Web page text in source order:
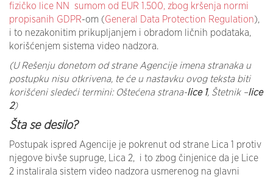
fizičko lice NN sumom od EUR 1.500, zbog kršenja normi
propisanih GDPR-om (General Data Protection Regulation),
i to nezakonitim prikupljanjem i obradom ličnih podataka,
korišćenjem sistema video nadzora.
(U Rešenju donetom od strane Agencije imena stranaka u
postupku nisu otkrivena, te će u nastavku ovog teksta biti
korišćeni sledeći termini: Oštećena strana-lice 1, Štetnik –lice
2)
Šta se desilo?
Postupak ispred Agencije je pokrenut od strane Lica 1 protiv
njegove bivše supruge, Lica 2, i to zbog činjenice da je Lice
2 instalirala sistem video nadzora usmerenog na glavni